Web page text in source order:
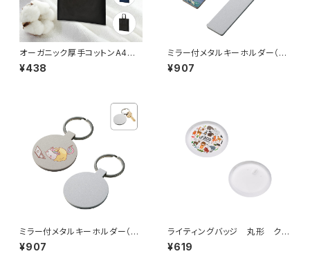
オーガニック厚手コットンA4フラ
ットバッグ MG
¥438
ミラー付メタルキーホルダー（ス
¥907
ミラー付メタルキーホルダー（ラ
ウンド） マットシルバー MG
¥907
ライティングバッジ 丸形 クリ
ア MG
¥619